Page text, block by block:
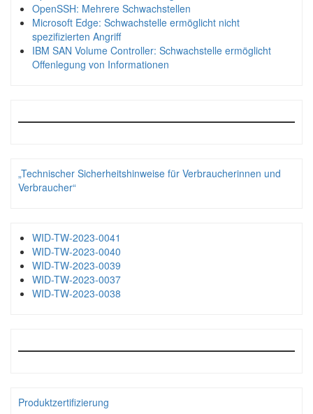
OpenSSH: Mehrere Schwachstellen
Microsoft Edge: Schwachstelle ermöglicht nicht
spezifizierten Angriff
IBM SAN Volume Controller: Schwachstelle ermöglicht
Offenlegung von Informationen
„Technischer Sicherheitshinweise für Verbraucherinnen und
Verbraucher“
WID-TW-2023-0041
WID-TW-2023-0040
WID-TW-2023-0039
WID-TW-2023-0037
WID-TW-2023-0038
Produktzertifizierung